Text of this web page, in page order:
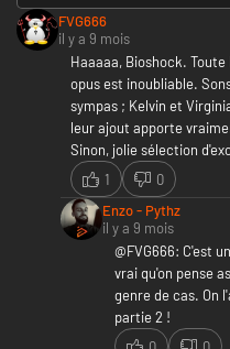
FVG666
il y a 9 mois
Haaaaa, Bioshock.
opus est inoubliable.
sympas ; Kelvin et
leur ajout apporte
Sinon, jolie sélection
1
0
Enzo - Pythz
il y a 9 mois
@FVG666: C'est
vrai qu'on pense
genre de cas. On
partie 2 !